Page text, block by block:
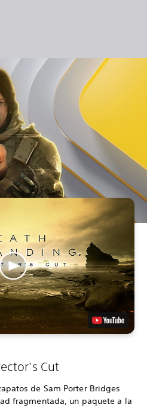
Cut
de Sam Porter Bridges
fragmentada, un paquete a la